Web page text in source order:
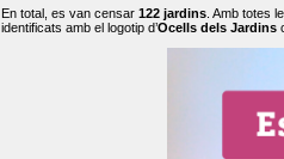
En total, es van censar 122 jardins . Amb totes
identificats amb el logotip d’Ocells dels Jardins